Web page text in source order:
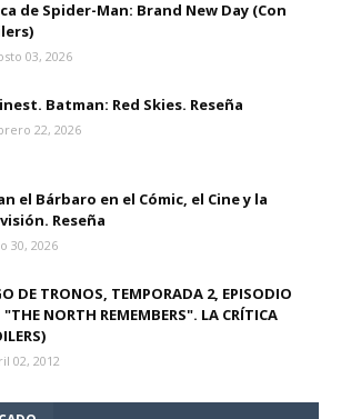
de Spider-Man: Brand New Day (Con
03, 2026
Batman: Red Skies. Reseña
22, 2026
el Bárbaro en el Cómic, el Cine y la
Reseña
30, 2026
DE TRONOS, TEMPORADA 2, EPISODIO
"THE NORTH REMEMBERS". LA CRÍTICA
02, 2012